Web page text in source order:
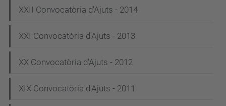
XXII Convocatòria d'Ajuts - 2014
XXI Convocatòria d'Ajuts - 2013
XX Convocatòria d'Ajuts - 2012
XIX Convocatòria d'Ajuts - 2011